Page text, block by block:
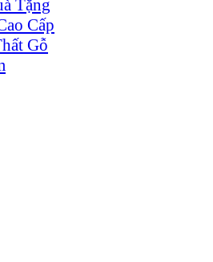
Tặng
Cấp
Gỗ